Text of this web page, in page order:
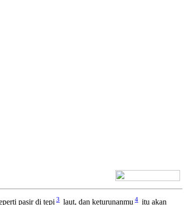
pasir di tepi 3 laut, dan keturunanmu 4 itu akan